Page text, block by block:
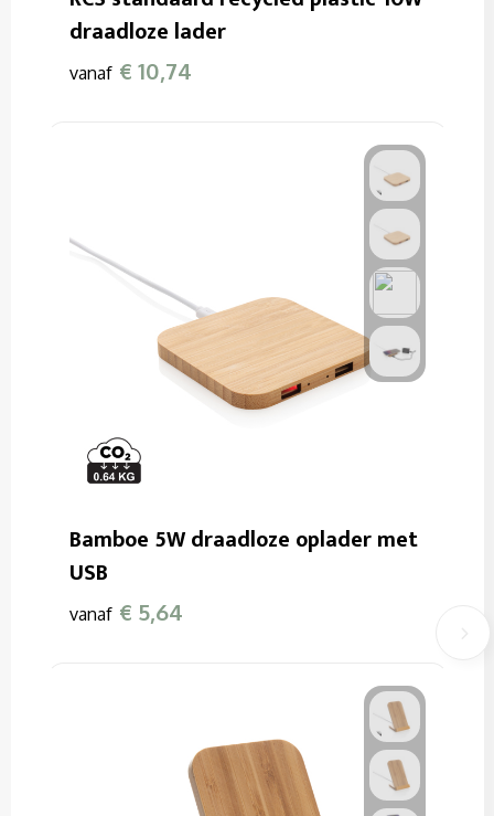
draadloze lader
vanaf € 10,74
Bamboe 5W draadloze oplader met
USB
vanaf € 5,64